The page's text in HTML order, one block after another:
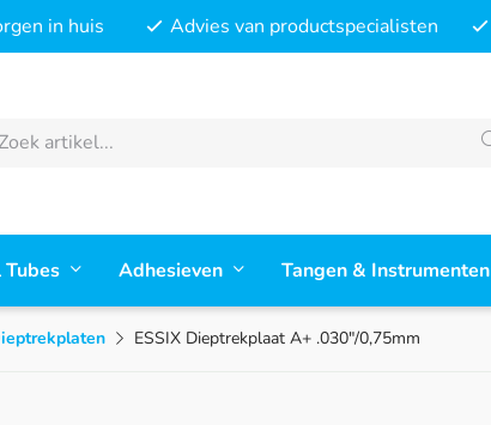
in huis Advies van productspecialisten
Tubes Adhesieven Tangen & Instrumenten
ESSIX Dieptrekplaat A+ .030"/0,75mm